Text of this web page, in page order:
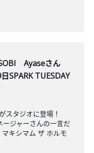
Ayaseさん
SPARK TUESDAY
スタジオに登場！
ジャーさんの一言だ
キシマム ザ ホルモ